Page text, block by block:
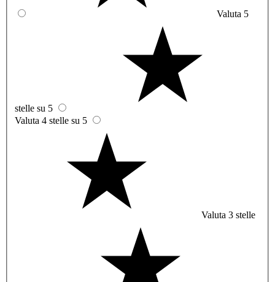
Valuta 5
stelle su 5
Valuta 4 stelle su 5
Valuta 3 stelle